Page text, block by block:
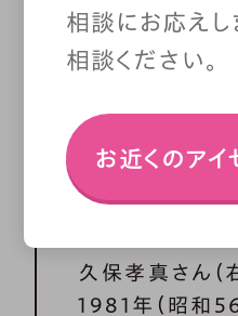
1981年（昭和
まれ。北海道出
オリジナルソン
バダイビング。
X：
Instagram：
久保孝真さん（
1981年（昭和
相談にお応えし
相談ください。
お近くのア